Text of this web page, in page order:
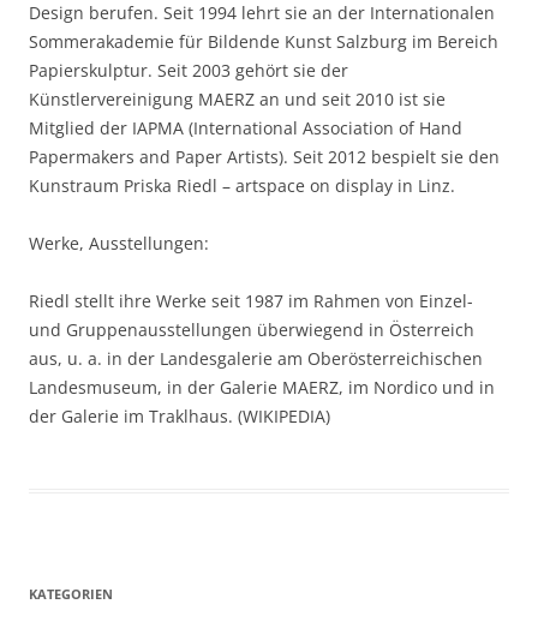
Design berufen. Seit 1994 lehrt sie an der Internationalen
Sommerakademie für Bildende Kunst Salzburg im Bereich
Papierskulptur. Seit 2003 gehört sie der
Künstlervereinigung MAERZ an und seit 2010 ist sie
Mitglied der IAPMA (International Association of Hand
Papermakers and Paper Artists). Seit 2012 bespielt sie den
Kunstraum Priska Riedl – artspace on display in Linz.
Werke, Ausstellungen:
Riedl stellt ihre Werke seit 1987 im Rahmen von Einzel-
und Gruppenausstellungen überwiegend in Österreich
aus, u. a. in der Landesgalerie am Oberösterreichischen
Landesmuseum, in der Galerie MAERZ, im Nordico und in
der Galerie im Traklhaus. (WIKIPEDIA)
KATEGORIEN